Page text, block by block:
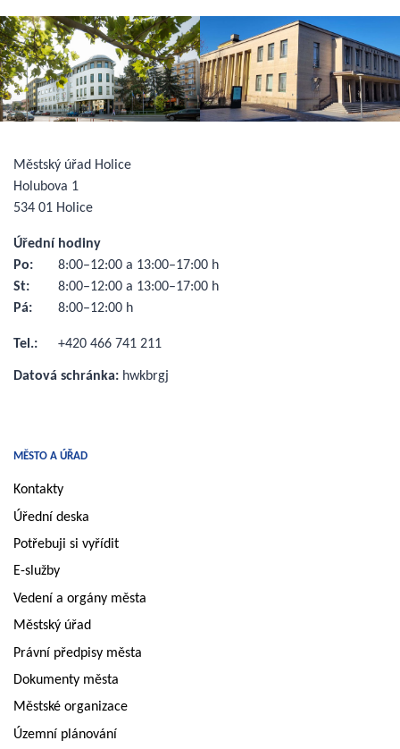
MĚSTO A ÚŘAD
Kontakty
Úřední deska
Potřebuji si vyřídit
E-služby
Vedení a orgány města
Městský úřad
Právní předpisy města
Dokumenty města
Městské organizace
Územní plánování
Městský úřad Holice
Holubova 1
534 01 Holice
Úřední hodiny
Po:
8:00–12:00 a 13:00–17:00 h
St:
8:00–12:00 a 13:00–17:00 h
Pá:
8:00–12:00 h
Tel.: +420 466 741 211
Datová schránka: hwkbrgj